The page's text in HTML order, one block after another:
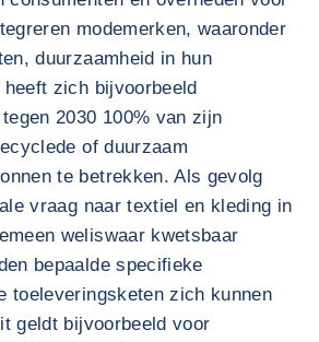
modemerken, waaronder
duurzaamheid in hun
zich bijvoorbeeld
2030 100% van zijn
of duurzaam
te betrekken. Als gevolg
vraag naar textiel en kleding in
weliswaar kwetsbaar
bepaalde specifieke
toeleveringsketen zich kunnen
geldt bijvoorbeeld voor